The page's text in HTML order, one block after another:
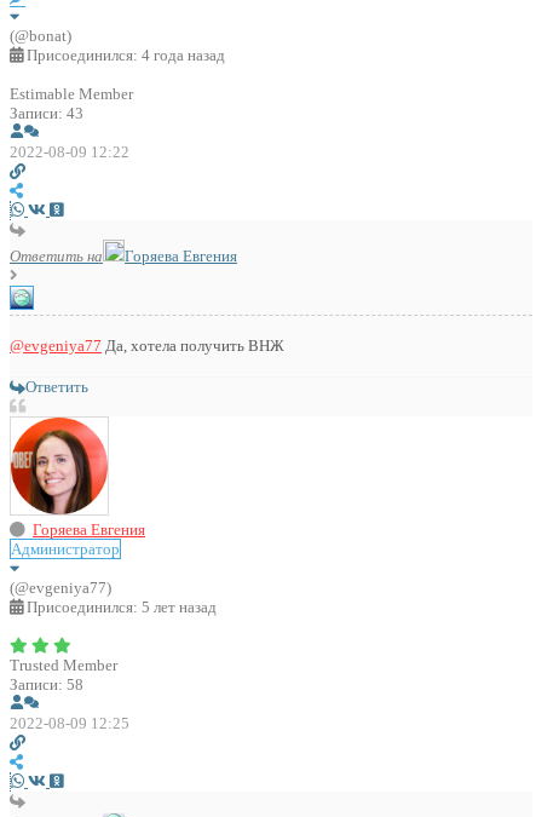
(@bonat)
Присоединился: 4 года назад
Estimable Member
Записи: 43
2022-08-09 12:22
Ответить на Горяева Евгения
@evgeniya77 Да, хотела получить ВНЖ
Ответить
Горяева Евгения
Администратор
(@evgeniya77)
Присоединился: 5 лет назад
Trusted Member
Записи: 58
2022-08-09 12:25